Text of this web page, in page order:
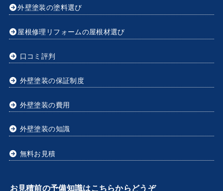
外壁塗装の塗料選び
屋根修理リフォームの屋根材選び
口コミ評判
外壁塗装の保証制度
外壁塗装の費用
外壁塗装の知識
無料お見積
お見積前の予備知識はこちらからどうぞ